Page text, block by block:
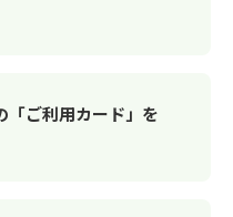
「ご利用カード」を